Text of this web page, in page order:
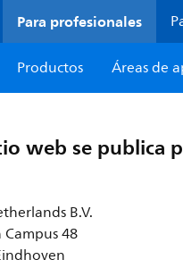
Para profesionales
Productos
Áreas de
web se publica
B.V.
Campus 48